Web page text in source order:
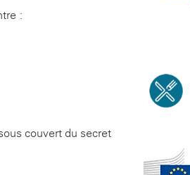
:
couvert du secret